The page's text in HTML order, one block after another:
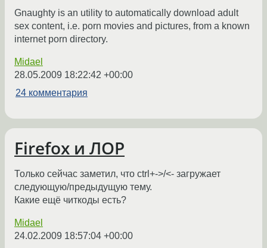
Gnaughty is an utility to automatically download adult
sex content, i.e. porn movies and pictures, from a known
internet porn directory.
Midael
28.05.2009 18:22:42 +00:00
24 комментария
Firefox и ЛОР
Только сейчас заметил, что ctrl+->/<- загружает
следующую/предыдущую тему.
Какие ещё читкоды есть?
Midael
24.02.2009 18:57:04 +00:00